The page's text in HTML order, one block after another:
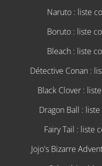
Naruto : liste
Boruto : liste
Bleach : liste
Détective Conan :
Black Clover :
Dragon Ball :
Fairy Tail : liste
Jojo's Bizarre